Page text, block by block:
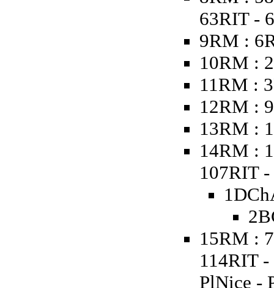
63RIT -
9RM :
10RM :
11RM :
12RM :
13RM :
14RM :
107RIT
15RM :
114RIT
PlNice -